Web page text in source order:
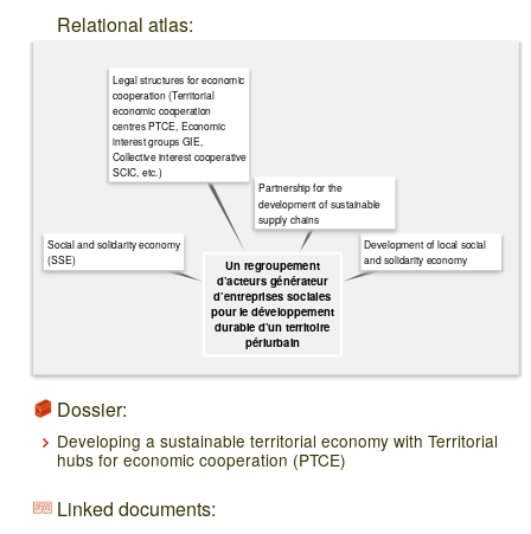
Relational atlas:
Un regroupement
d’acteurs générateur
d’entreprises sociales
pour le développement
durable d’un territoire
périurbain
Development of local social
and solidarity economy
Partnership for the
development of sustainable
supply chains
Legal structures for economic
cooperation (Territorial
economic cooperation
centres PTCE, Economic
interest groups GIE,
Collective interest cooperative
SCIC, etc.)
Social and solidarity economy
(SSE)
Dossier:
Developing a sustainable territorial economy with Territorial
hubs for economic cooperation (PTCE)
Linked documents: